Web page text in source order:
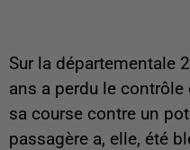
Sur la départementale
ans a perdu le
sa course contre un
passagère a, elle, été